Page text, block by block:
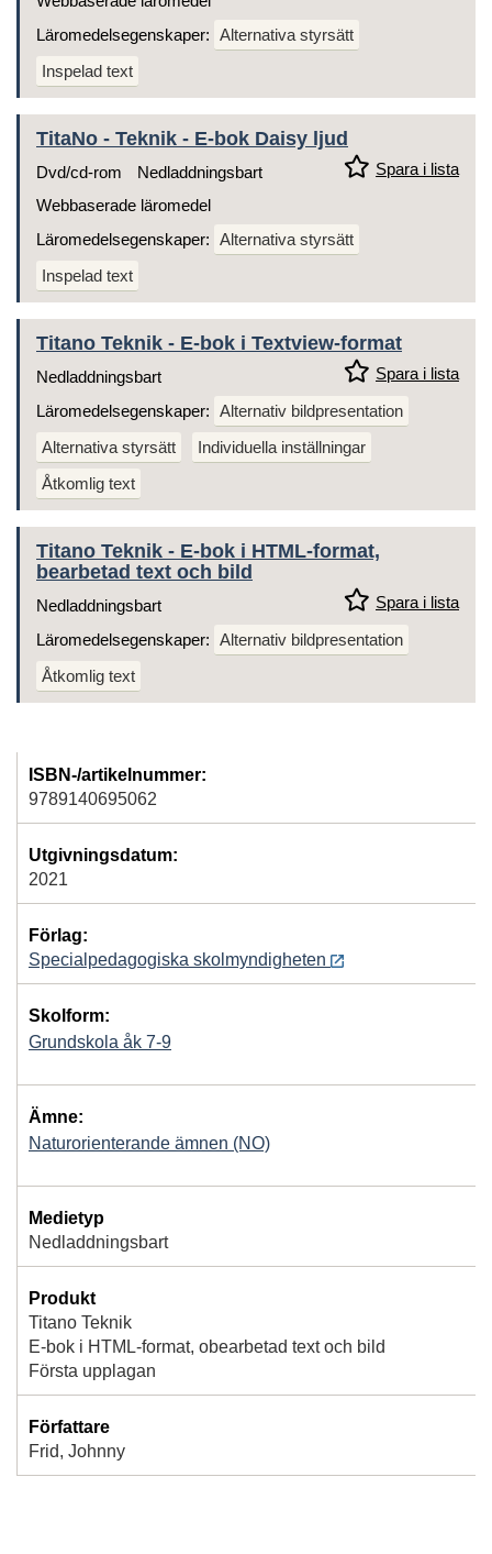
Läromedelsegenskaper: Alternativa styrsätt
Inspelad text
TitaNo - Teknik - E-bok Daisy ljud
Spara i lista
Dvd/cd-rom
Nedladdningsbart
Webbaserade läromedel
Läromedelsegenskaper: Alternativa styrsätt
Inspelad text
Titano Teknik - E-bok i Textview-format
Spara i lista
Nedladdningsbart
Läromedelsegenskaper: Alternativ bildpresentation
Alternativa styrsätt
Individuella inställningar
Åtkomlig text
Titano Teknik - E-bok i HTML-format,
bearbetad text och bild
Spara i lista
Nedladdningsbart
Läromedelsegenskaper: Alternativ bildpresentation
Åtkomlig text
ISBN-/artikelnummer:
9789140695062
Utgivningsdatum:
2021
Förlag:
Specialpedagogiska skolmyndigheten
Skolform:
Grundskola åk 7-9
Ämne:
Naturorienterande ämnen (NO)
Medietyp
Nedladdningsbart
Produkt
Titano Teknik
E-bok i HTML-format, obearbetad text och bild
Första upplagan
Författare
Frid, Johnny